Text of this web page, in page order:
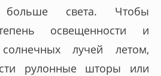
света. Чтобы
освещенности и
лучей летом,
рулонные шторы или